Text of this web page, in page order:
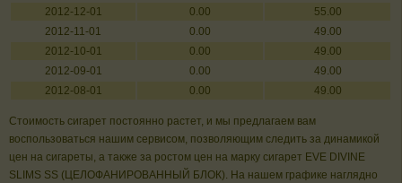
2012-12-01
0.00
55.00
2012-11-01
0.00
49.00
2012-10-01
0.00
49.00
2012-09-01
0.00
49.00
2012-08-01
0.00 49.00
Стоимость сигарет постоянно растет, и мы предлагаем вам
воспользоваться нашим сервисом, позволяющим следить за динамикой
цен на сигареты, а также за ростом цен на марку сигарет EVE DIVINE
SLIMS SS (ЦЕЛОФАНИРОВАННЫЙ БЛОК). На нашем графике наглядно